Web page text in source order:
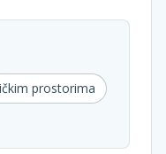
prostorima